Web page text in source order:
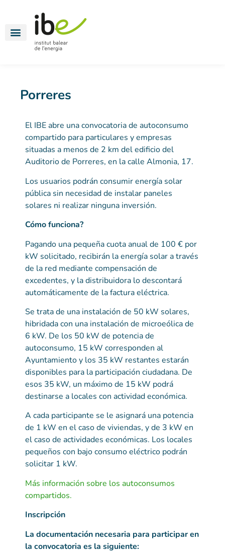
Porreres
El IBE abre una convocatoria de autoconsumo
compartido para particulares y empresas
situadas a menos de 2 km del edificio del
Auditorio de Porreres, en la calle Almonia, 17.
Los usuarios podrán consumir energía solar
pública sin necesidad de instalar paneles
solares ni realizar ninguna inversión.
Cómo funciona?
Pagando una pequeña cuota anual de 100 € por
kW solicitado, recibirán la energía solar a través
de la red mediante compensación de
excedentes, y la distribuidora lo descontará
automáticamente de la factura eléctrica.
Se trata de una instalación de 50 kW solares,
hibridada con una instalación de microeólica de
6 kW. De los 50 kW de potencia de
autoconsumo, 15 kW corresponden al
Ayuntamiento y los 35 kW restantes estarán
disponibles para la participación ciudadana. De
esos 35 kW, un máximo de 15 kW podrá
destinarse a locales con actividad económica.
A cada participante se le asignará una potencia
de 1 kW en el caso de viviendas, y de 3 kW en
el caso de actividades económicas. Los locales
pequeños con bajo consumo eléctrico podrán
solicitar 1 kW.
Más información sobre los autoconsumos
compartidos.
Inscripción
La documentación necesaria para participar en
la convocatoria es la siguiente: